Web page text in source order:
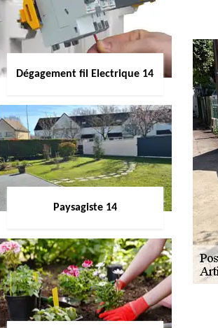
Dégagement fil Electrique 14
Paysagiste 14